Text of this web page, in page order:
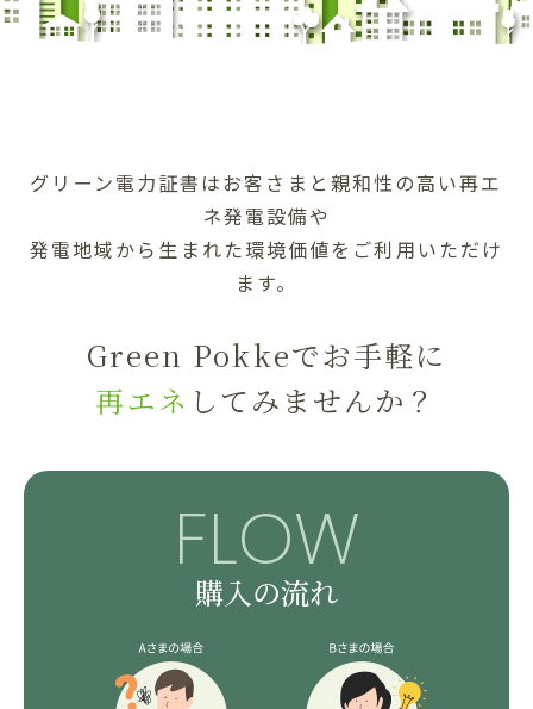
グリーン電力証書はお客さまと親和性の高い再エ
ネ発電設備や
発電地域から生まれた環境価値をご利用いただけ
ます。
Green Pokkeでお手軽に
再エネ してみませんか？
FLOW
購入の流れ